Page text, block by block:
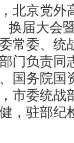
北京党外
换届大
常委、统
门负责同
国务院国
市委统战
，驻部纪